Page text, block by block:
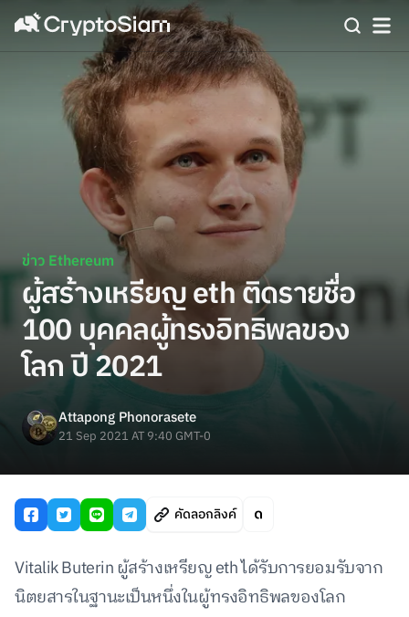
ข่าว Ethereum
ผู้สร้างเหรียญ eth ติดรายชื่อ
100 บุคคลผู้ทรงอิทธิพลของ
โลก ปี 2021
Attapong Phonorasete
21 Sep 2021 AT 9:40 GMT-0
คัดลอกลิงค์
Vitalik Buterin ผู้สร้างเหรียญ eth ได้รับการยอมรับจาก
นิตยสารในฐานะเป็นหนึ่งในผู้ทรงอิทธิพลของโลก